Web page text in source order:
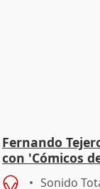
Fernando
con 'Cómicos
Sonido